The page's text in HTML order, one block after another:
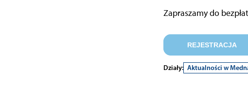
Zapraszamy do
REJESTRACJA
Działy: Aktualności w